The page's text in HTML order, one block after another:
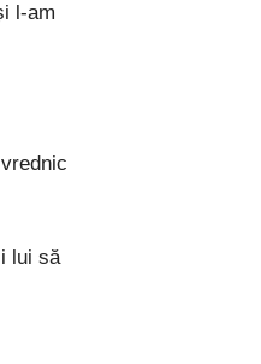
l-am
lui să